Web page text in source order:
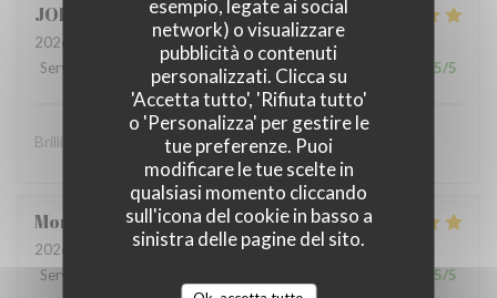
esempio, legate ai social
network) o visualizzare
pubblicità o contenuti
personalizzati. Clicca su
'Accetta tutto', 'Rifiuta tutto'
o 'Personalizza' per gestire le
tue preferenze. Puoi
modificare le tue scelte in
qualsiasi momento cliccando
sull'icona del cookie in basso a
sinistra delle pagine del sito.
JOHN
2026-07-10
- 19:00 - Ospiti 2
Servizio
Atmosfera /5 Cucina:5 5/5
Brilliant food and brilliant sevice
MontaigneI
2026-07-07
- 19:30 - Ospiti 3
Servizio
5/5